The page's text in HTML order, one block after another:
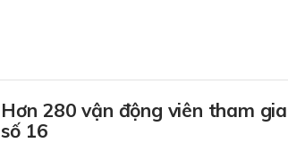
Hơn 280 vận động viên tham
số 16